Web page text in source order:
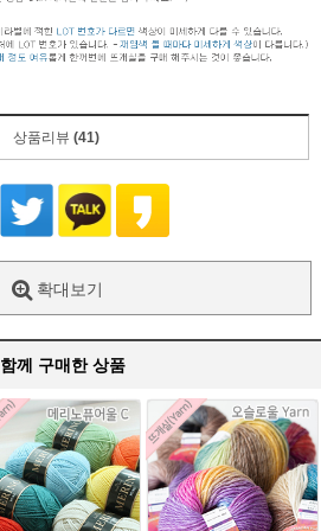
상품리뷰 (41)
확대보기
함께 구매한 상품